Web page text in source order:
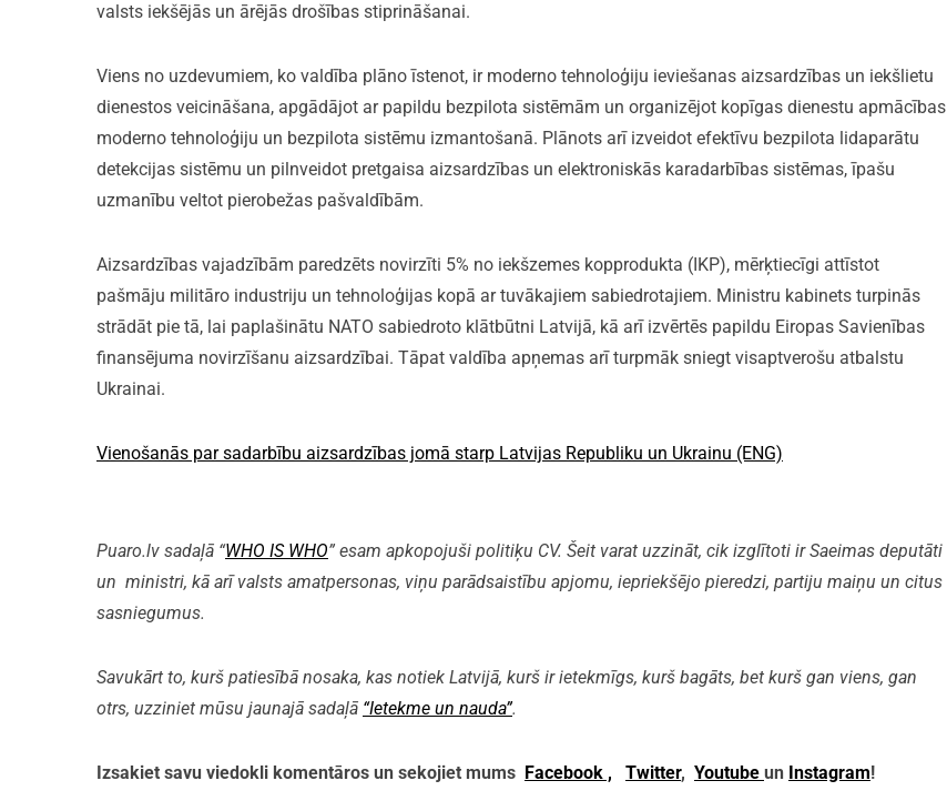
valsts iekšējās un ārējās drošības stiprināšanai.
Viens no uzdevumiem, ko valdība plāno īstenot, ir moderno tehnoloģiju ieviešanas aizsardzības un iekšlietu
dienestos veicināšana, apgādājot ar papildu bezpilota sistēmām un organizējot kopīgas dienestu apmācības
moderno tehnoloģiju un bezpilota sistēmu izmantošanā. Plānots arī izveidot efektīvu bezpilota lidaparātu
detekcijas sistēmu un pilnveidot pretgaisa aizsardzības un elektroniskās karadarbības sistēmas, īpašu
uzmanību veltot pierobežas pašvaldībām.
Aizsardzības vajadzībām paredzēts novirzīti 5% no iekšzemes kopprodukta (IKP), mērķtiecīgi attīstot
pašmāju militāro industriju un tehnoloģijas kopā ar tuvākajiem sabiedrotajiem. Ministru kabinets turpinās
strādāt pie tā, lai paplašinātu NATO sabiedroto klātbūtni Latvijā, kā arī izvērtēs papildu Eiropas Savienības
finansējuma novirzīšanu aizsardzībai. Tāpat valdība apņemas arī turpmāk sniegt visaptverošu atbalstu
Ukrainai.
Vienošanās par sadarbību aizsardzības jomā starp Latvijas Republiku un Ukrainu (ENG)
Puaro.lv sadaļā “WHO IS WHO” esam apkopojuši politiķu CV. Šeit varat uzzināt, cik izglītoti ir Saeimas deputāti
un ministri, kā arī valsts amatpersonas, viņu parādsaistību apjomu, iepriekšējo pieredzi, partiju maiņu un citus
sasniegumus.
Savukārt to, kurš patiesībā nosaka, kas notiek Latvijā, kurš ir ietekmīgs, kurš bagāts, bet kurš gan viens, gan
otrs, uzziniet mūsu jaunajā sadaļā “Ietekme un nauda”.
Izsakiet savu viedokli komentāros un sekojiet mums Facebook , Twitter, Youtube un Instagram!